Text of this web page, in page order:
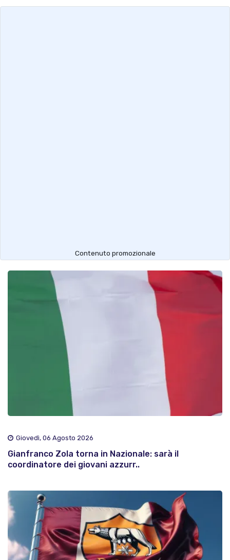
Contenuto promozionale
Giovedì, 06 Agosto 2026
Gianfranco Zola torna in Nazionale: sarà il
coordinatore dei giovani azzurr..